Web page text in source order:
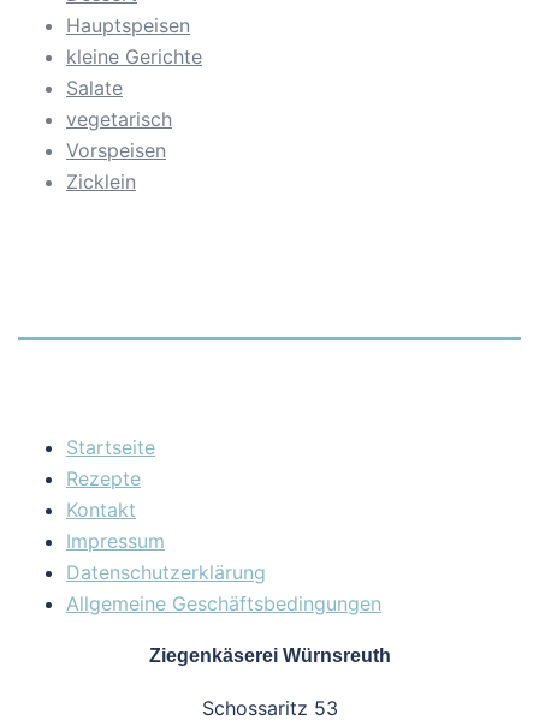
Hauptspeisen
kleine Gerichte
Salate
vegetarisch
Vorspeisen
Zicklein
Startseite
Rezepte
Kontakt
Impressum
Datenschutzerklärung
Allgemeine Geschäftsbedingungen
Ziegenkäserei Würnsreuth
Schossaritz 53